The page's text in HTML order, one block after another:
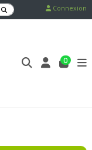
Connexion
0